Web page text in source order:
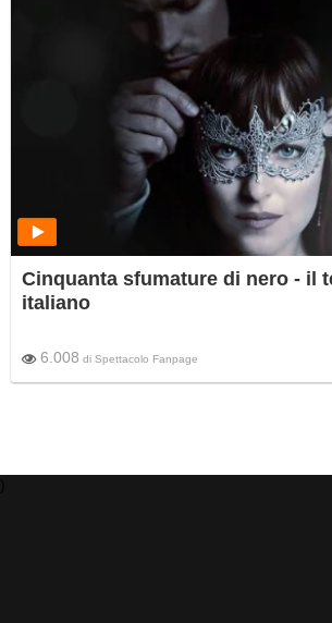
Cinquanta sfumature di nero - il
italiano
6.008 di Spettacolo Fanpage